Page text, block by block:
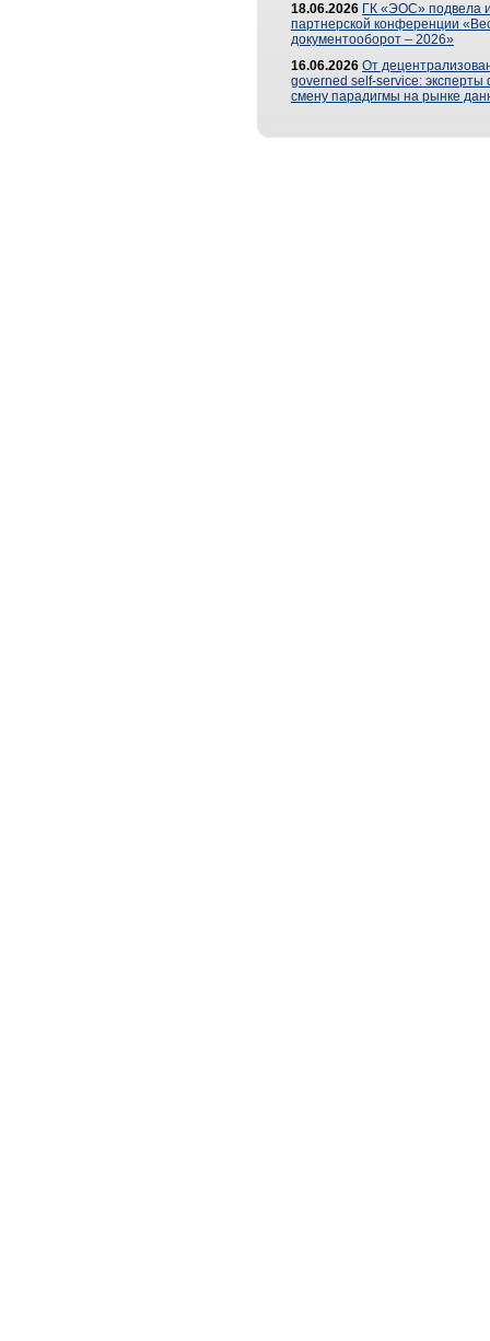
18.06.2026 ГК «ЭОС» подвела
партнерской конференции
документооборот – 2026»
16.06.2026 От
governed self-service: эксперты
смену парадигмы на рынке